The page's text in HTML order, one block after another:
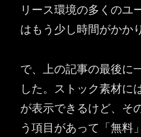
リース環境の多くのユ
はもう少し時間がかか
で、上の記事の最後に
した。ストック素材に
が表示できるけど、そ
う項目があって「無料